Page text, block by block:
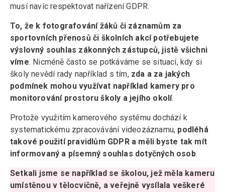
musí navíc respektovat nařízení GDPR.
To, že k fotografování žáků či záznamům za
sportovních přenosů či školních akcí potřebujete
výslovný souhlas zákonných zástupců, jistě všichni
víme. Nicméně často se potkáváme se situací, kdy si
školy nevědí rady například s tím, zda a za jakých
podmínek mohou využívat například kamery pro
monitorování prostoru školy a jejího okolí.
Protože využitím kamerového systému dochází k
systematickému zpracovávání videozáznamu, podléhá
takové použití pravidlům GDPR a měli byste tak mít
informovaný a písemný souhlas dotyčných osob.
Setkali jsme se například se školou, jež měla kameru
umístěnou v tělocvičně, a veřejně vysílala veškeré